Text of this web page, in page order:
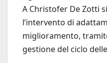
A Christofer De Zotti
l’intervento di
miglioramento,
gestione del ciclo